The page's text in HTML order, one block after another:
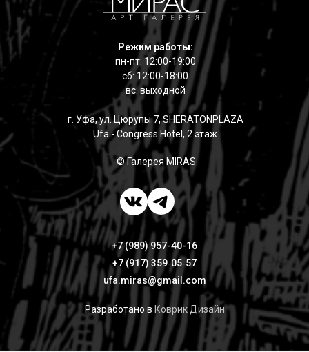
Режим работы:
пн-пт: 12:00-19:00
сб: 12:00-18:00
вс: выходной
г. Уфа, ул. Цюрупы 7, SHERATONPLAZA
Ufa - Congress Hotel, 2 этаж
© Галерея MIRAS
Разработано в Коврик Дизайн
+7 (989) 957-40-16
+7 (917) 359‑05‑57
ufa.miras@gmail.com